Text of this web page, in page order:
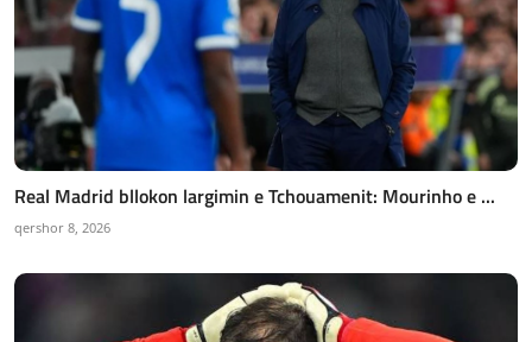
Real Madrid bllokon largimin e Tchouamenit: Mourinho e ...
qershor 8, 2026